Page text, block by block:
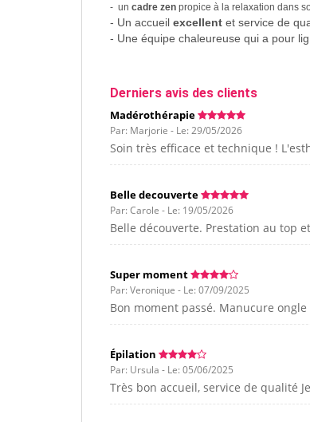
- un cadre zen propice à la relaxation dans
- Un accueil excellent et service de
- Une équipe chaleureuse qui a pour
Derniers avis des clients
Madérothérapie
Par: Marjorie - Le: 29/05/2026
Soin très efficace et technique !
Belle decouverte
Par: Carole - Le: 19/05/2026
Belle découverte. Prestation au top
Super moment
Par: Veronique - Le: 07/09/2025
Bon moment passé. Manucure ongle
Épilation
Par: Ursula - Le: 05/06/2025
Très bon accueil, service de qualité